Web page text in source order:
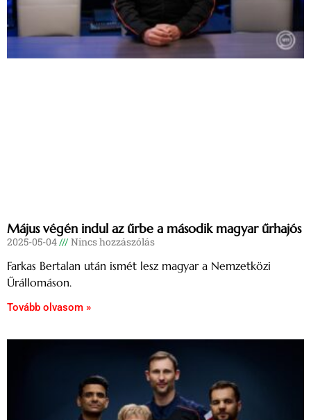
Május végén indul az űrbe a második magyar űrhajós
2025-05-04 Nincs hozzászólás
Farkas Bertalan után ismét lesz magyar a Nemzetközi
Űrállomáson.
Tovább olvasom »